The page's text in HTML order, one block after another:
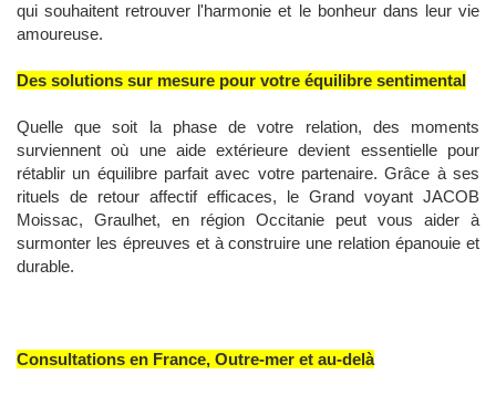
qui souhaitent retrouver l'harmonie et le bonheur dans leur vie
amoureuse.
Des solutions sur mesure pour votre équilibre sentimental
Quelle que soit la phase de votre relation, des moments
surviennent où une aide extérieure devient essentielle pour
rétablir un équilibre parfait avec votre partenaire. Grâce à ses
rituels de retour affectif efficaces, le Grand voyant JACOB
Moissac, Graulhet, en région Occitanie peut vous aider à
surmonter les épreuves et à construire une relation épanouie et
durable.
Consultations en France, Outre-mer et au-delà